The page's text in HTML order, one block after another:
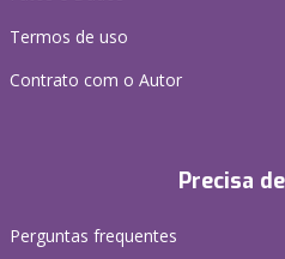
Termos de uso
Contrato com o Autor
Precisa
Perguntas frequentes